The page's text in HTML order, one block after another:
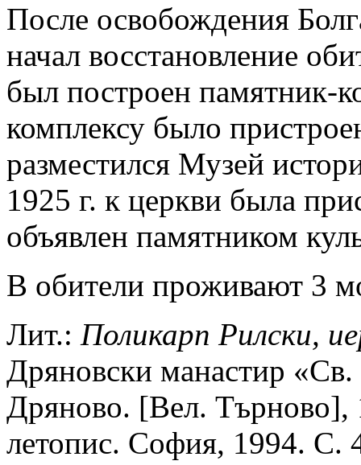
После освобождения
начал восстановление
был построен памятник-
комплексу было
разместился Музей
1925 г. к церкви была
объявлен памятником
В обители проживают 3
Лит.: Поликарп Рилски,
Дряновски манастир
Дряново. [Вел.
летопис. София, 1994. С.